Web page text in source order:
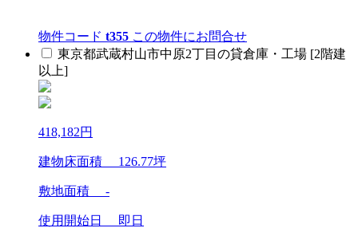
物件コード t355 この物件にお問合せ
東京都武蔵村山市中原2丁目の貸倉庫・工場 [2階建
以上]
418,182円
建物床面積 126.77坪
敷地面積 -
使用開始日 即日